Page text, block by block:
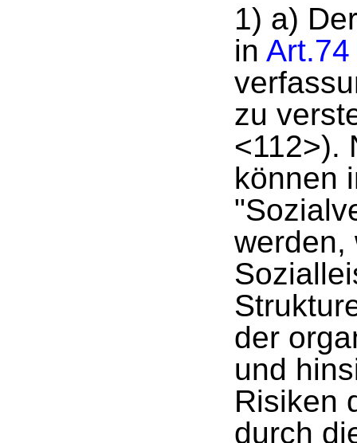
1) a)
in Art.74
zu
<112>).
können
werden,
der
und
Risiken
durch